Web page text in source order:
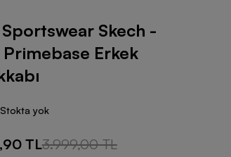
Pro - Primebase Erkek Spor Ayakkabı
Skech -
Erkek
Stokta yok
TL3.999,00 TL